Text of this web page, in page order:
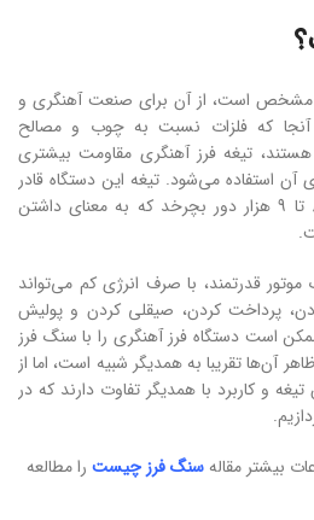
مشخص است، از آن برای صنعت آهنگری و
آنجا که فلزات نسبت به چوب و مصالح
تیغه فرز آهنگری مقاومت‌ بیشتری
آن استفاده می‌شود. تیغه این دستگاه قادر
است در طی یک دقیقه بین 8 تا 9 هزار دور بچرخد که به معنای داشتن
قدرتمند، با صرف انرژی کم می‌تواند
پرداخت کردن، صیقلی کردن و پولیش
است دستگاه فرز آهنگری را با سنگ فرز
آن‌ها تقریبا به همدیگر شبیه است، اما از
و کاربرد با همدیگر تفاوت دارند که در
بیشتر مقالهسنگ فرز چیست را مطالعه